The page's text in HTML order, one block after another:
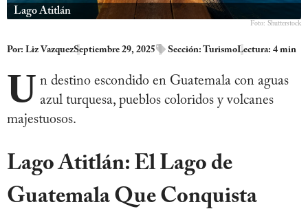
Lago Atitlán
Foto: Shutterstock
Por: Liz VazquezSeptiembre 29, 2025 Sección: TurismoLectura: 4 min
U n destino escondido en Guatemala con aguas
azul turquesa, pueblos coloridos y volcanes
majestuosos.
Lago Atitlán: El Lago de
Guatemala Que Conquista